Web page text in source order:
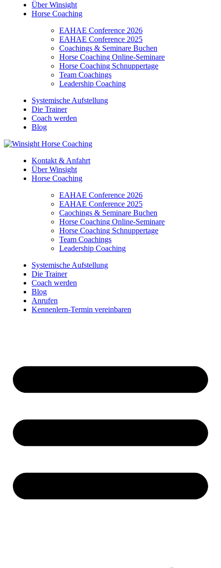
Über Winsight
Horse Coaching
EAHAE Conference 2026
EAHAE Conference 2025
Coachings & Seminare Buchen
Horse Coaching Online-Seminare
Horse Coaching Schnuppertage
Team Coachings
Leadership Coaching
Systemische Aufstellung
Die Trainer
Coach werden
Blog
Kontakt & Anfahrt
Über Winsight
Horse Coaching
EAHAE Conference 2026
EAHAE Conference 2025
Caochings & Seminare Buchen
Horse Coaching Online-Seminare
Horse Coaching Schnuppertage
Team Coachings
Leadership Coaching
Systemische Aufstellung
Die Trainer
Coach werden
Blog
Anrufen
Kennenlern-Termin vereinbaren